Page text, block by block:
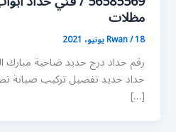
مظلات
Rwan/18 يونيو، 2021
رقم حداد درج حديد ضاحية مبارك
حداد حديد تفصيل تركيب صيانة
[…]